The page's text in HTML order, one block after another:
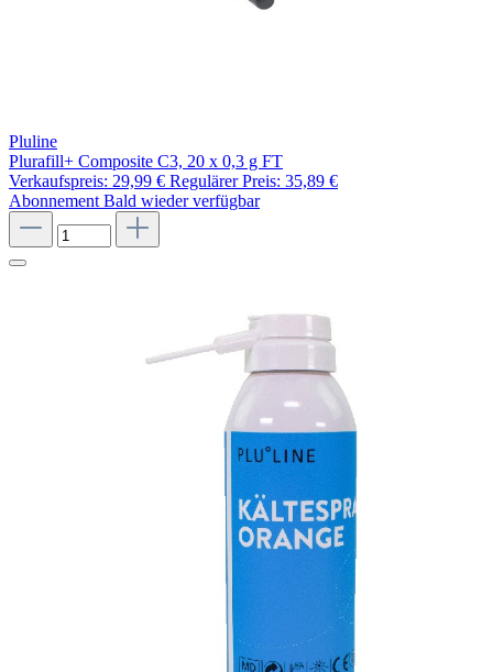
Pluline
Plurafill+ Composite C3, 20 x 0,3 g FT
Verkaufspreis: 29,99 € Regulärer Preis: 35,89 €
Abonnement Bald wieder verfügbar